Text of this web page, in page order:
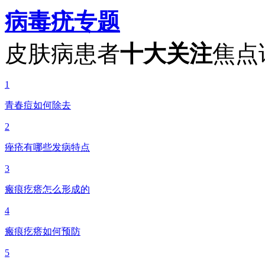
病毒疣专题
皮肤病患者十大关注焦点
1
青春痘如何除去
2
痤疮有哪些发病特点
3
瘢痕疙瘩怎么形成的
4
瘢痕疙瘩如何预防
5